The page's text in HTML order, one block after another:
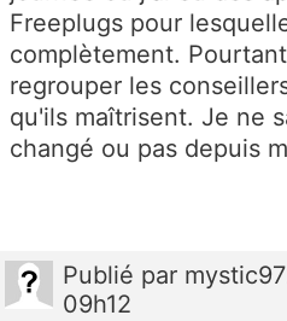
Freeplugs pour
complètement.
regrouper les
qu'ils maîtrisent. Je ne
changé ou pas depuis
Publié par
09h12